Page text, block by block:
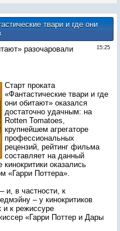
твари и где они
15:25
разочаровали
Старт проката
«Фантастические твари и где
они обитают» оказался
достаточно удачным: на
Rotten Tomatoes,
крупнейшем агрегаторе
профессиональных
рецензий, рейтинг фильма
составляет на данный
оказались
«Гарри Поттера».
и, в частности, к
– у кинокритиков
и к режиссуре
«Гарри Поттер и Дары